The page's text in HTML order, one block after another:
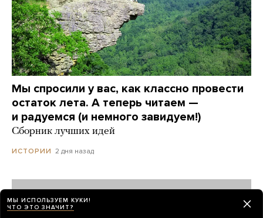
Мы спросили у вас, как классно провести
остаток лета. А теперь читаем —
и радуемся (и немного завидуем!)
Сборник лучших идей
ИСТОРИИ 2 дня назад
МЫ ИСПОЛЬЗУЕМ КУКИ!
ЧТО ЭТО ЗНАЧИТ?